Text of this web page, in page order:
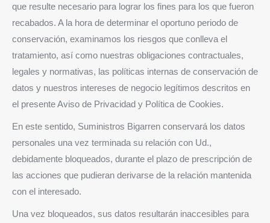
que resulte necesario para lograr los fines para los que fueron
recabados. A la hora de determinar el oportuno periodo de
conservación, examinamos los riesgos que conlleva el
tratamiento, así como nuestras obligaciones contractuales,
legales y normativas, las políticas internas de conservación de
datos y nuestros intereses de negocio legítimos descritos en
el presente Aviso de Privacidad y Política de Cookies.
En este sentido, Suministros Bigarren conservará los datos
personales una vez terminada su relación con Ud.,
debidamente bloqueados, durante el plazo de prescripción de
las acciones que pudieran derivarse de la relación mantenida
con el interesado.
Una vez bloqueados, sus datos resultarán inaccesibles para